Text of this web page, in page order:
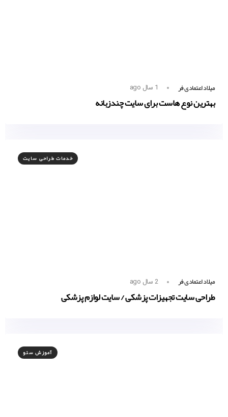
میلاد اعتمادی فر 1 سال ago
بهترین نوع هاست برای سایت چندزبانه
خدمات طراحی سایت
میلاد اعتمادی فر 2 سال ago
طراحی سایت تجهیزات پزشکی / سایت لوازم پزشکی
آموزش سئو